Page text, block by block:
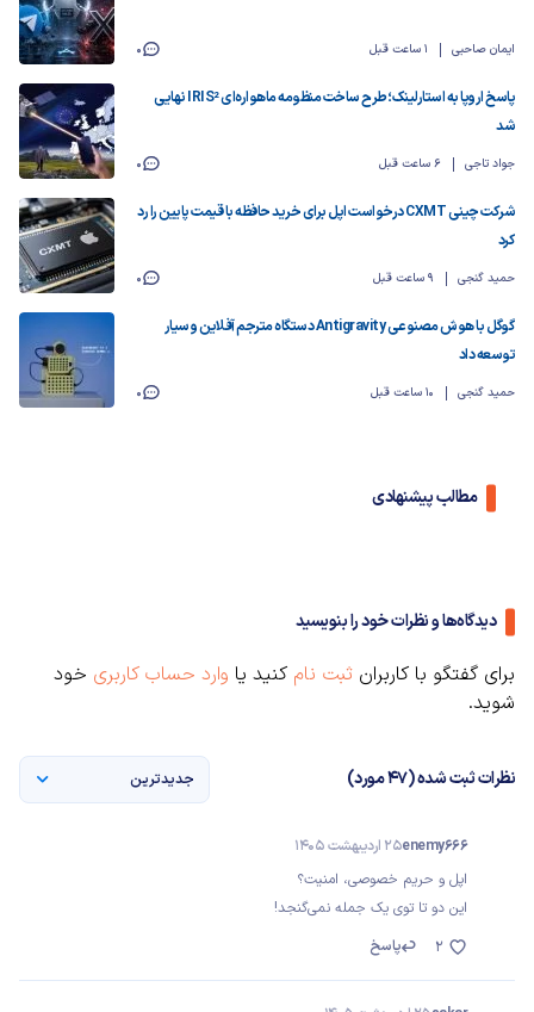
ایمان صاحبی 1 ساعت قبل 0
پاسخ اروپا به استارلینک؛ طرح ساخت منظومه ماهواره‌ای IRIS² نهایی
شد
جواد تاجی 6 ساعت قبل 0
شرکت چینی CXMT درخواست اپل برای خرید حافظه با قیمت پایین را رد
کرد
حمید گنجی 9 ساعت قبل 0
گوگل با هوش مصنوعی Antigravity دستگاه مترجم آفلاین و سیار
توسعه داد
حمید گنجی 10 ساعت قبل 0
مطالب پیشنهادی
دیدگاه‌ها و نظرات خود را بنویسید
برای گفتگو با کاربران ثبت نام کنید یا وارد حساب کاربری خود
شوید.
نظرات ثبت شده (47 مورد) جدیدترین
enemy66625 اردیبهشت 1405
اپل و حریم خصوصی، امنیت؟
این دو تا توی یک جمله نمی‌گنجد!
پاسخ
2